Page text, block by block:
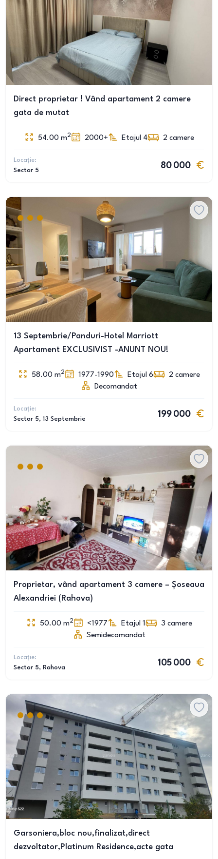
Direct proprietar ! Vând apartament 2 camere
gata de mutat
54.00 m2 2000+ Etajul 4 2 camere
Locație:
Sector 5
80 000
13 Septembrie/Panduri-Hotel Marriott
Apartament EXCLUSIVIST -ANUNT NOU!
58.00 m2 1977-1990 Etajul 6 2 camere
Decomandat
Locație:
Sector 5, 13 Septembrie
199 000
Proprietar, vând apartament 3 camere – Șoseaua
Alexandriei (Rahova)
50.00 m2 <1977 Etajul 1 3 camere
Semidecomandat
Locație:
Sector 5, Rahova
105 000
Garsoniera,bloc nou,finalizat,direct
dezvoltator,Platinum Residence,acte gata